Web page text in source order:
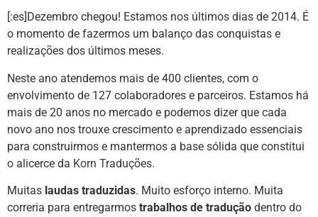
[:es]Dezembro chegou! Estamos nos últimos dias de 2014. É
o momento de fazermos um balanço das conquistas e
realizações dos últimos meses.
Neste ano atendemos mais de 400 clientes, com o
envolvimento de 127 colaboradores e parceiros. Estamos há
mais de 20 anos no mercado e podemos dizer que cada
novo ano nos trouxe crescimento e aprendizado essenciais
para construirmos e mantermos a base sólida que constitui
o alicerce da Korn Traduções.
Muitas laudas traduzidas. Muito esforço interno. Muita
correria para entregarmos trabalhos de tradução dentro do